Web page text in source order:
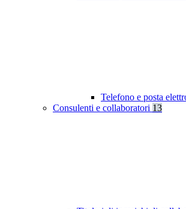
Telefono e posta
Consulenti e collaboratori 13